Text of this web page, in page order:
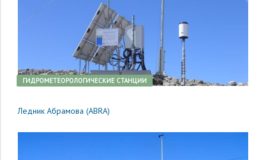
ГИДРОМЕТЕОРОЛОГИЧЕСКИЕ СТАНЦИИ
Ледник Абрамова (ABRA)